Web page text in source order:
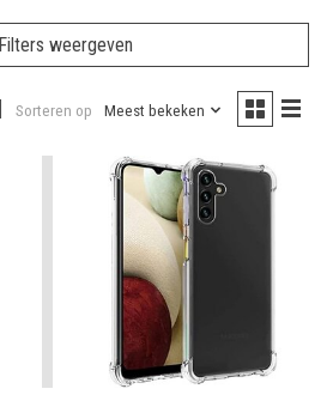
Filters weergeven
Sorteren op Meest bekeken